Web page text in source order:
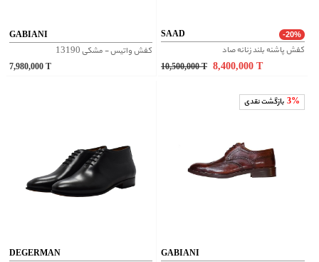
GABIANI
کفش واتیس - مشکی 13190
7,980,000
SAAD -20%
کفش پاشنه بلند زنانه صاد
10,500,000 T 8,400,000
DEGERMAN
3% بازگشت نقدی
GABIANI